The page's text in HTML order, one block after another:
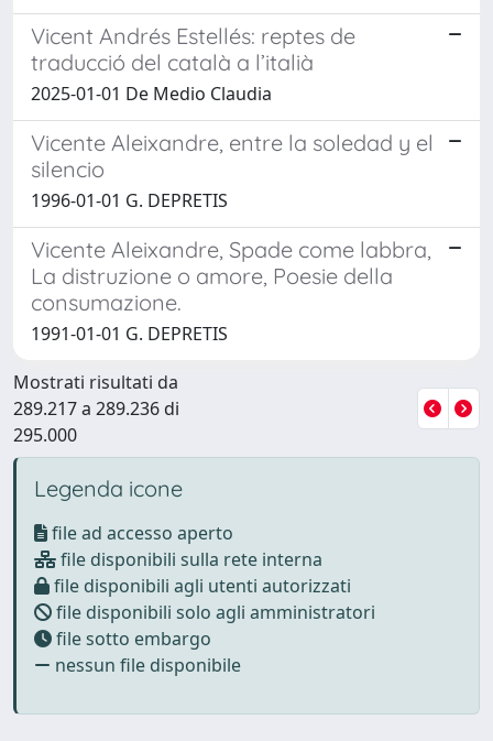
Vicent Andrés Estellés: reptes de
traducció del català a l’italià
2025-01-01 De Medio Claudia
Vicente Aleixandre, entre la soledad y el
silencio
1996-01-01 G. DEPRETIS
Vicente Aleixandre, Spade come labbra,
La distruzione o amore, Poesie della
consumazione.
1991-01-01 G. DEPRETIS
Mostrati risultati da
289.217 a 289.236 di
295.000
Legenda icone
file ad accesso aperto
file disponibili sulla rete interna
file disponibili agli utenti autorizzati
file disponibili solo agli amministratori
file sotto embargo
nessun file disponibile